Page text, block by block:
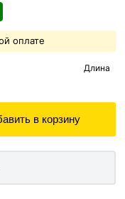
оплате
Длина
в корзину